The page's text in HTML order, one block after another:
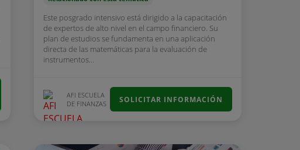
Este posgrado intensivo está dirigido a la capacitación
de expertos de alto nivel en el campo financiero. Su
plan de estudios se fundamenta en una aplicación
directa de las matemáticas para la evaluación de
instrumentos...
AFI ESCUELA
DE FINANZAS
SOLICITAR INFORMACIÓN